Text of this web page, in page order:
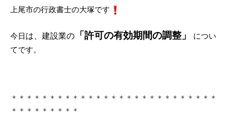
上尾市の行政書士の大塚です
今日は、 建設業の 「許可の有効期間の調整」
につい
てです。
＊＊＊＊＊＊＊＊＊＊＊＊＊＊＊＊＊＊＊＊＊＊＊＊＊＊＊
＊＊＊＊＊＊＊＊＊